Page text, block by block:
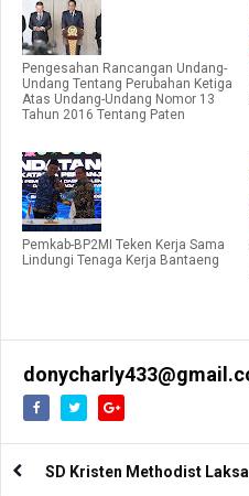
Pengesahan Rancangan Undang-
Undang Tentang Perubahan Ketiga
Atas Undang-Undang Nomor 13
Tahun 2016 Tentang Paten
Pemkab-BP2MI Teken Kerja Sama
Lindungi Tenaga Kerja Bantaeng
SD Kristen Methodist